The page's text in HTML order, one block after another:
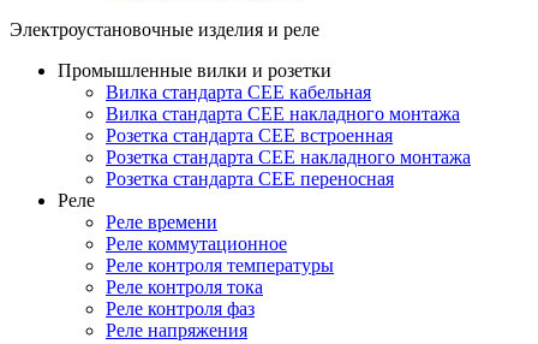
Электроустановочные изделия и реле
Промышленные вилки и розетки
Вилка стандарта CEE кабельная
Вилка стандарта CEE накладного монтажа
Розетка стандарта CEE встроенная
Розетка стандарта СЕЕ накладного монтажа
Розетка стандарта СЕЕ переносная
Реле
Реле времени
Реле коммутационное
Реле контроля температуры
Реле контроля тока
Реле контроля фаз
Реле напряжения